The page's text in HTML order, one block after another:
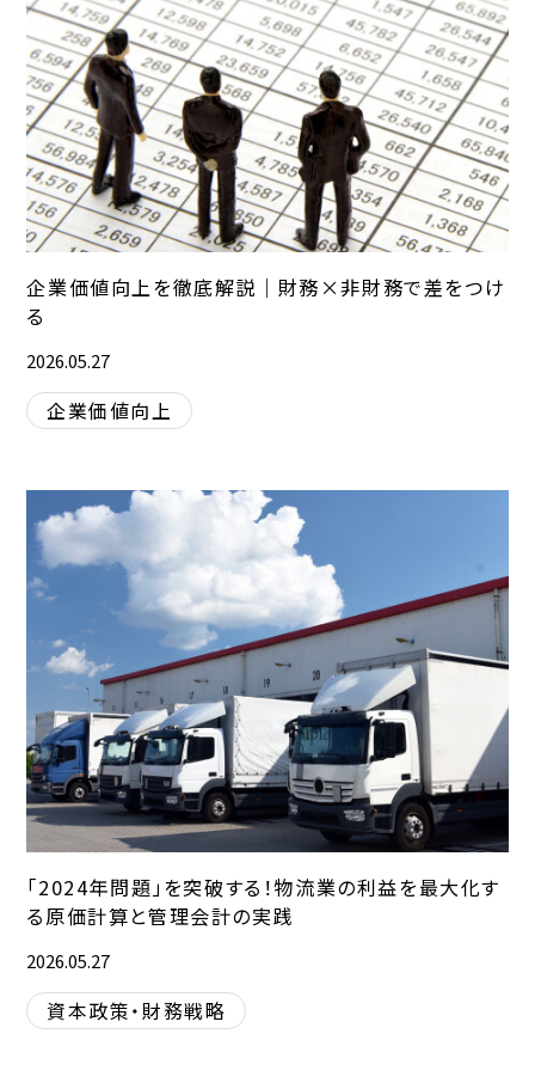
企業価値向上を徹底解説｜財務×非財務で差をつけ
る
2026.05.27
企業価値向上
「2024年問題」を突破する！物流業の利益を最大化す
る原価計算と管理会計の実践
2026.05.27
資本政策・財務戦略